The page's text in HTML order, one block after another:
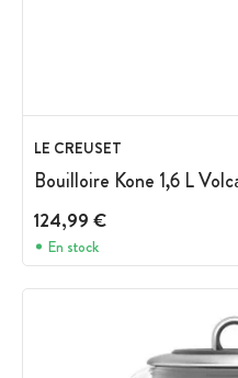
LE CREUSET
Bouilloire Kone 1,6 L
124,99 €
En stock